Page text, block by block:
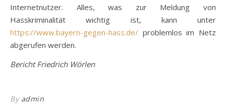
Internetnutzer. Alles, was zur Meldung von
Hasskriminalität wichtig ist, kann unter
https://www.bayern-gegen-hass.de/ problemlos im Netz
abgerufen werden.
Bericht Friedrich Wörlen
By admin